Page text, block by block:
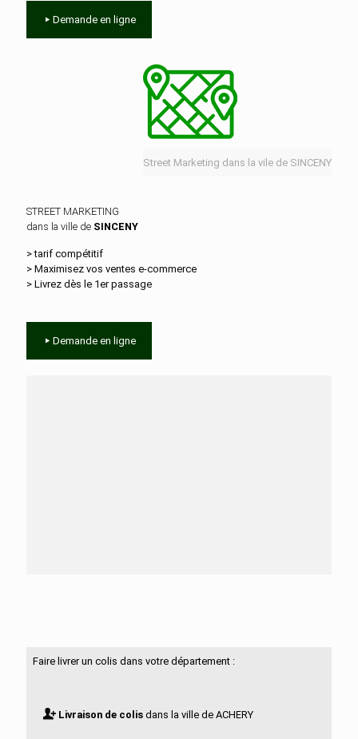
Demande en ligne
Street Marketing dans la vile de SINCENY
STREET MARKETING
dans la ville de SINCENY
> tarif compétitif
> Maximisez vos ventes e‑commerce
> Livrez dès le 1er passage
Demande en ligne
Faire livrer un colis dans votre département :
Livraison de colisdans la ville de ACHERY